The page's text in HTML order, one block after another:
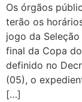
Os órgãos
terão os
jogo da
final da Copa
definido no
(05), o
[…]